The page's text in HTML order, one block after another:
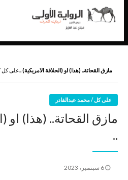
نروي لتعرف
على كل /مازق القحاتة.. (هذا) او (الحلاقة الامريكية) ..
على كل / محمد عبدالقادر
مازق القحاتة.. (هذا) او
..
نُشر
6 سبتمبر، 2023